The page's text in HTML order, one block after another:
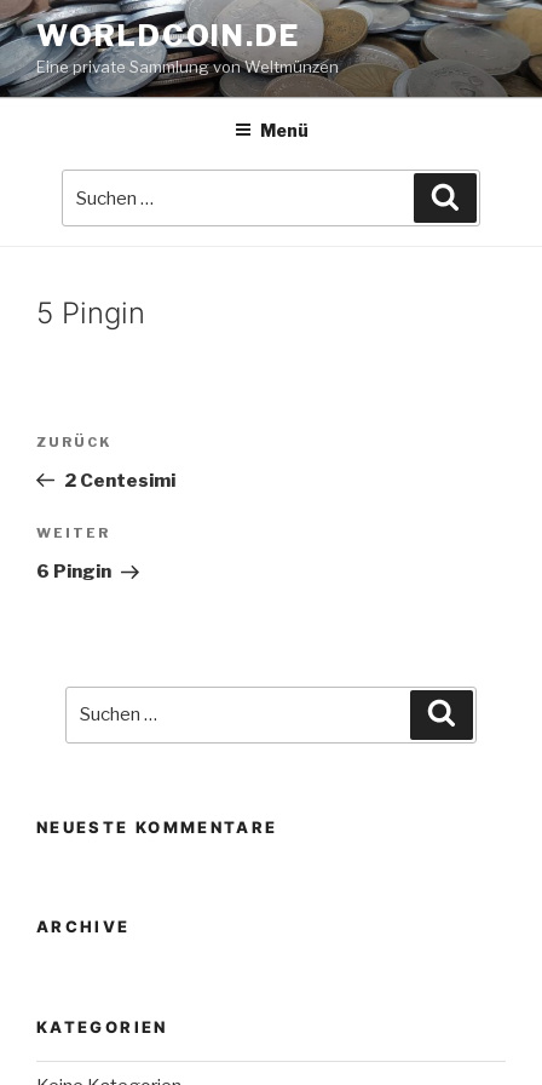
Zum
Inhalt
springen
WORLDCOIN.DE
Eine private Sammlung von Weltmünzen
Menü
5 Pingin
Beitrags-
Vorheriger
Beitrag
ZURÜCK
2 Centesimi
Nächster
Beitrag
WEITER
6 Pingin
NEUESTE KOMMENTARE
ARCHIVE
KATEGORIEN